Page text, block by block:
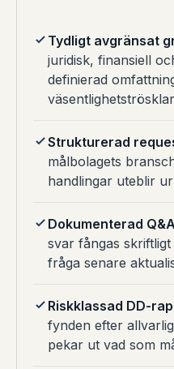
Tydligt avgränsat
juridisk, finansiell
definierad
Strukturerad
målbolagets
handlingar uteblir
Dokumenterad
svar fångas
fråga senare
Riskklassad DD-
fynden efter
pekar ut vad som